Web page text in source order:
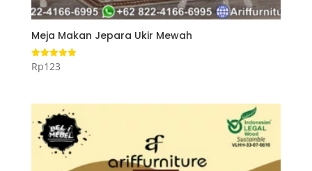
Meja Makan Jepara Ukir Mewah
Dinilai
5.00
Rp123